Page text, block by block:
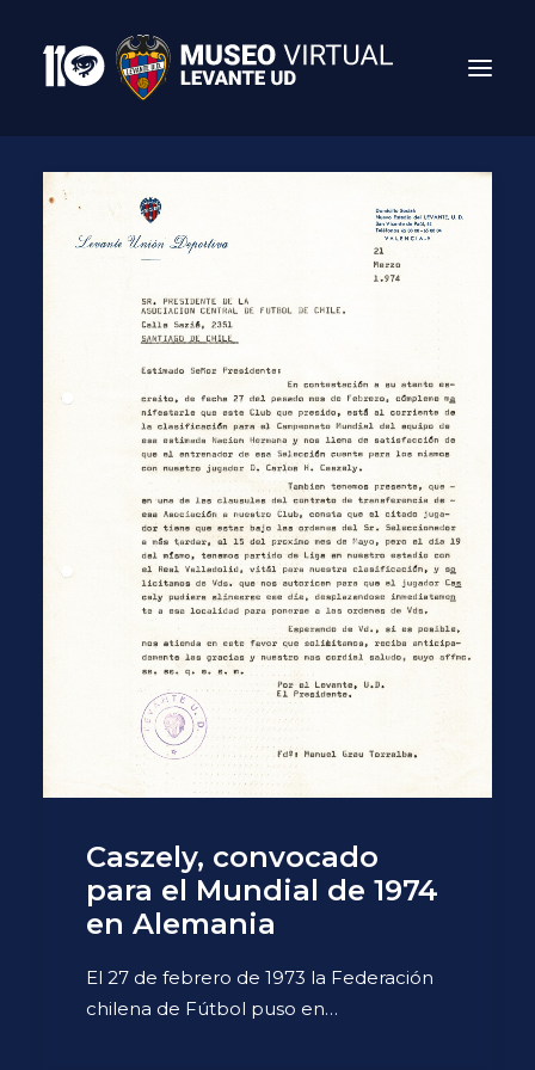
Search
Caszely, convocado
para el Mundial de 1974
en Alemania
El 27 de febrero de 1973 la Federación
chilena de Fútbol puso en…